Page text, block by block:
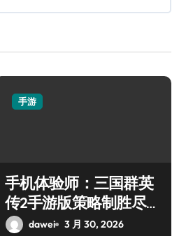
手游
手机体验师：三国群英
传2手游版策略制胜尽享
乱世争霸
dawei 3 月 30, 2026